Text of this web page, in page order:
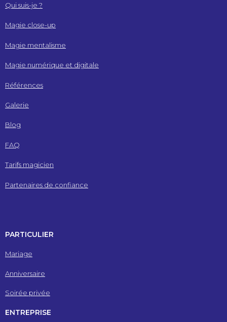
Qui suis-je ?
Magie close-up
Magie mentalisme
Magie numérique et digitale
Références
Galerie
Blog
FAQ
Tarifs magicien
Partenaires de confiance
PARTICULIER
Mariage
Anniversaire
Soirée privée
ENTREPRISE